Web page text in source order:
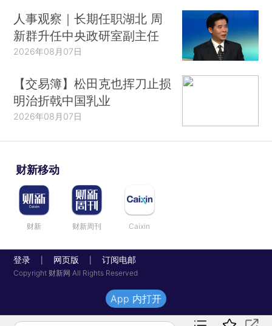
人事观察｜长期任职湖北 周
新群升任中央政研室副主任
2026年08月07日
【交易簿】松田克也挥刀止损
明治折戟中国乳业
2026年08月07日
财新移动
财新 财新周刊 Caixin
登录 网页版 订阅电邮
Copyright 财新网 All Rights Reserved
App 内打开